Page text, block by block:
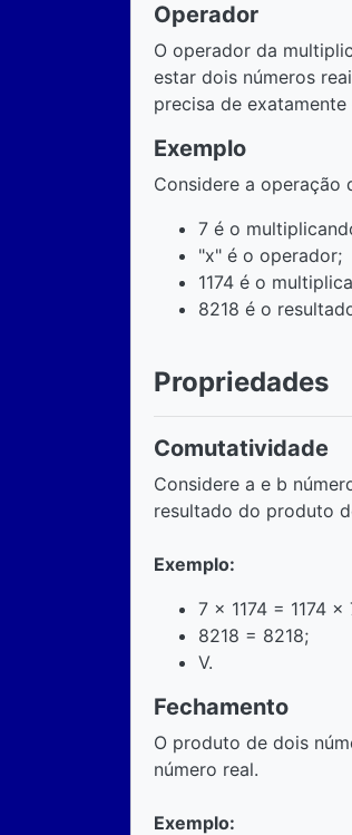
Operador
O operador da
estar dois números
precisa de
Exemplo
Considere a operação
7 é o
"x" é o operador;
1174 é o
8218 é o
Propriedades
Comutatividade
Considere a e b
resultado do produto
Exemplo:
7 x 1174 = 1174 x
8218 = 8218;
V.
Fechamento
O produto de dois
número real.
Exemplo: